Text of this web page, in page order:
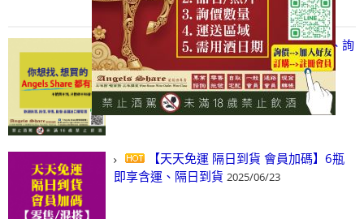
all events
【凡酒問Angels Share】線上選酒、詢
(尋)酒、詢價、零售、批發，看這裡!
2024/03/01
【天天免運 隔日到貨 會員加碼】6瓶
即享含運、隔日到貨 2025/06/23